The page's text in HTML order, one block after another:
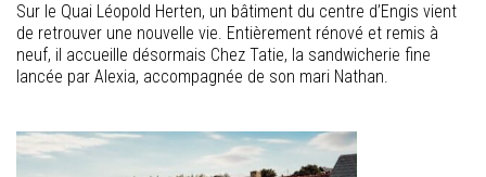
Sur le Quai Léopold Herten, un bâtiment du centre d’Engis vient
de retrouver une nouvelle vie. Entièrement rénové et remis à
neuf, il accueille désormais Chez Tatie, la sandwicherie fine
lancée par Alexia, accompagnée de son mari Nathan.